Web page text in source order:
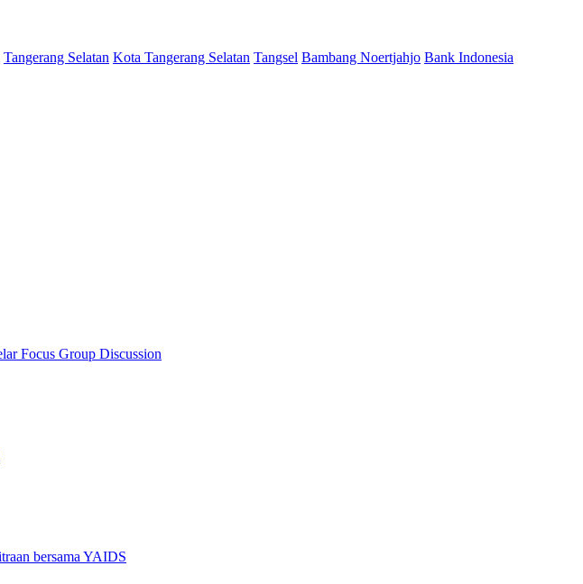
Tangerang Selatan Kota Tangerang Selatan Tangsel Bambang Noertjahjo Bank Indonesia